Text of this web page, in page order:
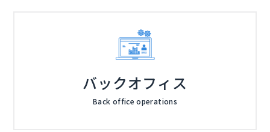
バックオフィス
Back office operations